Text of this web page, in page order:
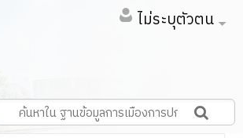
ไม่ระบุตัวตน